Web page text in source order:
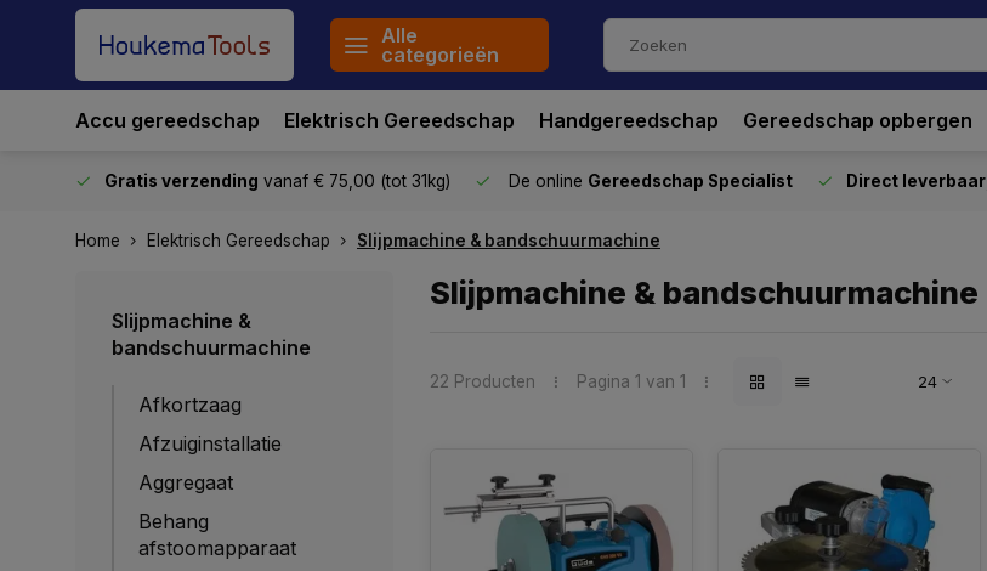
Alle
categorieën
Accu gereedschap Elektrisch Gereedschap Handgereedschap Gereedschap opbergen
Gratis verzending vanaf € 75,00 (tot 31kg) De online Gereedschap Specialist Direct leverbaar
Home Elektrisch Gereedschap Slijpmachine & bandschuurmachine
Slijpmachine &
bandschuurmachine
Afkortzaag
Afzuiginstallatie
Aggregaat
Behang
afstoomapparaat
Slijpmachine & bandschuurmachine
22 Producten Pagina 1 van 1